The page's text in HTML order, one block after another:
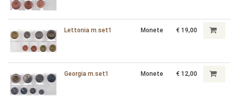
Lettonia m.set1 Monete € 19,00
Georgia m.set1 Monete € 12,00